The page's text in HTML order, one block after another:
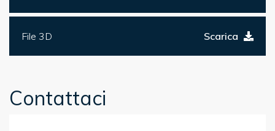
File 3D Scarica
Contattaci